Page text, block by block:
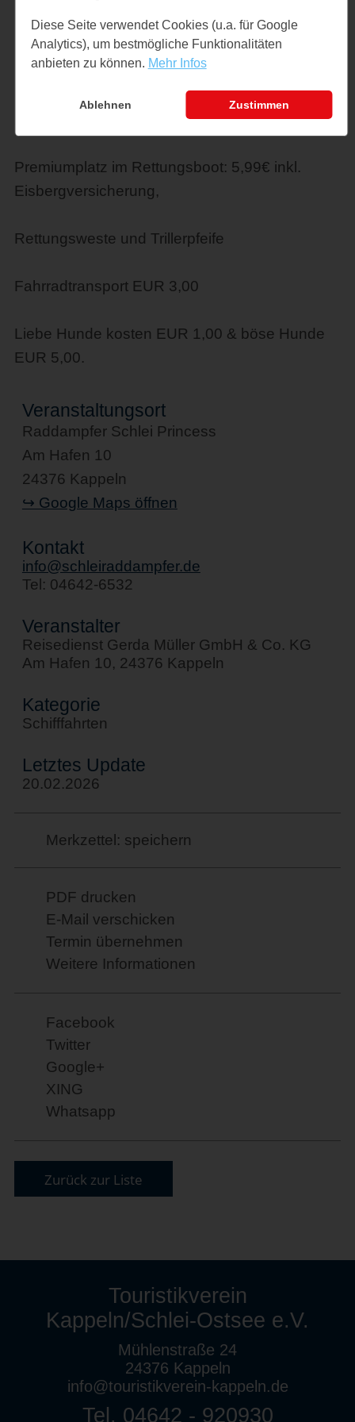
Kinder 5 - 16 J.: € 11,00
1 Erw. + bis zu 3 Kinder: € 33,00
2 Erw. + bis zu 3 Kinder: € 55,00
Premiumplatz im Rettungsboot: 5,99€ inkl.
Eisbergversicherung,
Rettungsweste und Trillerpfeife
Fahrradtransport EUR 3,00
Liebe Hunde kosten EUR 1,00 & böse Hunde
EUR 5,00.
Veranstaltungsort
Raddampfer Schlei Princess
Am Hafen 10
24376 Kappeln
↪ Google Maps öffnen
Kontakt
info@schleiraddampfer.de
Tel: 04642-6532
Veranstalter
Reisedienst Gerda Müller GmbH & Co. KG
Am Hafen 10, 24376 Kappeln
Kategorie
Schifffahrten
Letztes Update
20.02.2026
Merkzettel: speichern
PDF drucken
E-Mail verschicken
Termin übernehmen
Weitere Informationen
Facebook
Twitter
Google+
XING
Whatsapp
Zurück zur Liste
Touristikverein
Kappeln/Schlei-Ostsee e.V.
Mühlenstraße 24
24376 Kappeln
info@touristikverein-kappeln.de
Tel. 04642 - 920930
Diese Seite verwendet Cookies (u.a. für Google
Analytics), um bestmögliche Funktionalitäten
anbieten zu können. Mehr Infos
Ablehnen Zustimmen